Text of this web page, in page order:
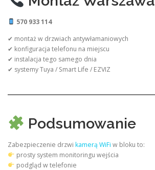
570 933 114
✔ montaż w drzwiach antywłamaniowych
✔ konfiguracja telefonu na miejscu
✔ instalacja tego samego dnia
✔ systemy Tuya / Smart Life / EZVIZ
Podsumowanie
Zabezpieczenie drzwi kamerą WiFi w bloku to:
prosty system monitoringu wejścia
podgląd w telefonie